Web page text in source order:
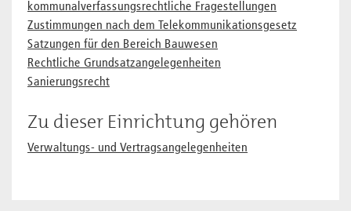
kommunalverfassungsrechtliche Fragestellungen
Zustimmungen nach dem Telekommunikationsgesetz
Satzungen für den Bereich Bauwesen
Rechtliche Grundsatzangelegenheiten
Sanierungsrecht
Zu dieser Einrichtung gehören
Verwaltungs- und Vertragsangelegenheiten